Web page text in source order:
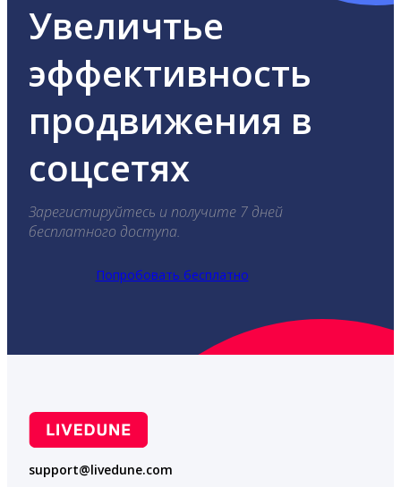
Увеличтье
эффективность
продвижения в
соцсетях
Зарегистируйтесь и получите 7 дней
бесплатного доступа.
Попробовать бесплатно
support@livedune.com